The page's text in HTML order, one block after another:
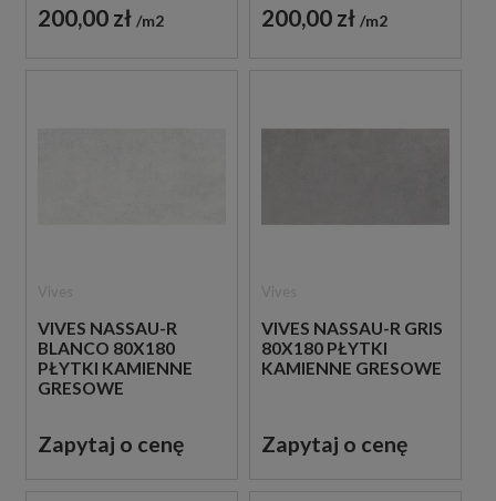
200,00 zł m2 200,00 zł m2
VIVES NASSAU-R
BLANCO 80X180
PŁYTKI KAMIENNE
GRESOWE
Zapytaj o cenę
VIVES NASSAU-R GRIS
80X180 PŁYTKI
KAMIENNE GRESOWE
Zapytaj o cenę